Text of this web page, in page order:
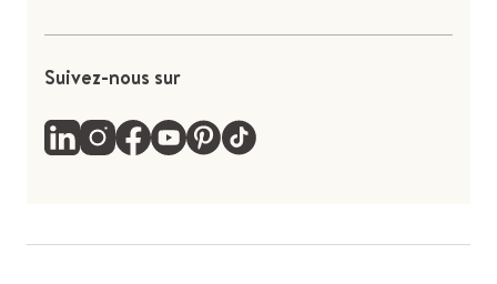
Suivez-nous sur